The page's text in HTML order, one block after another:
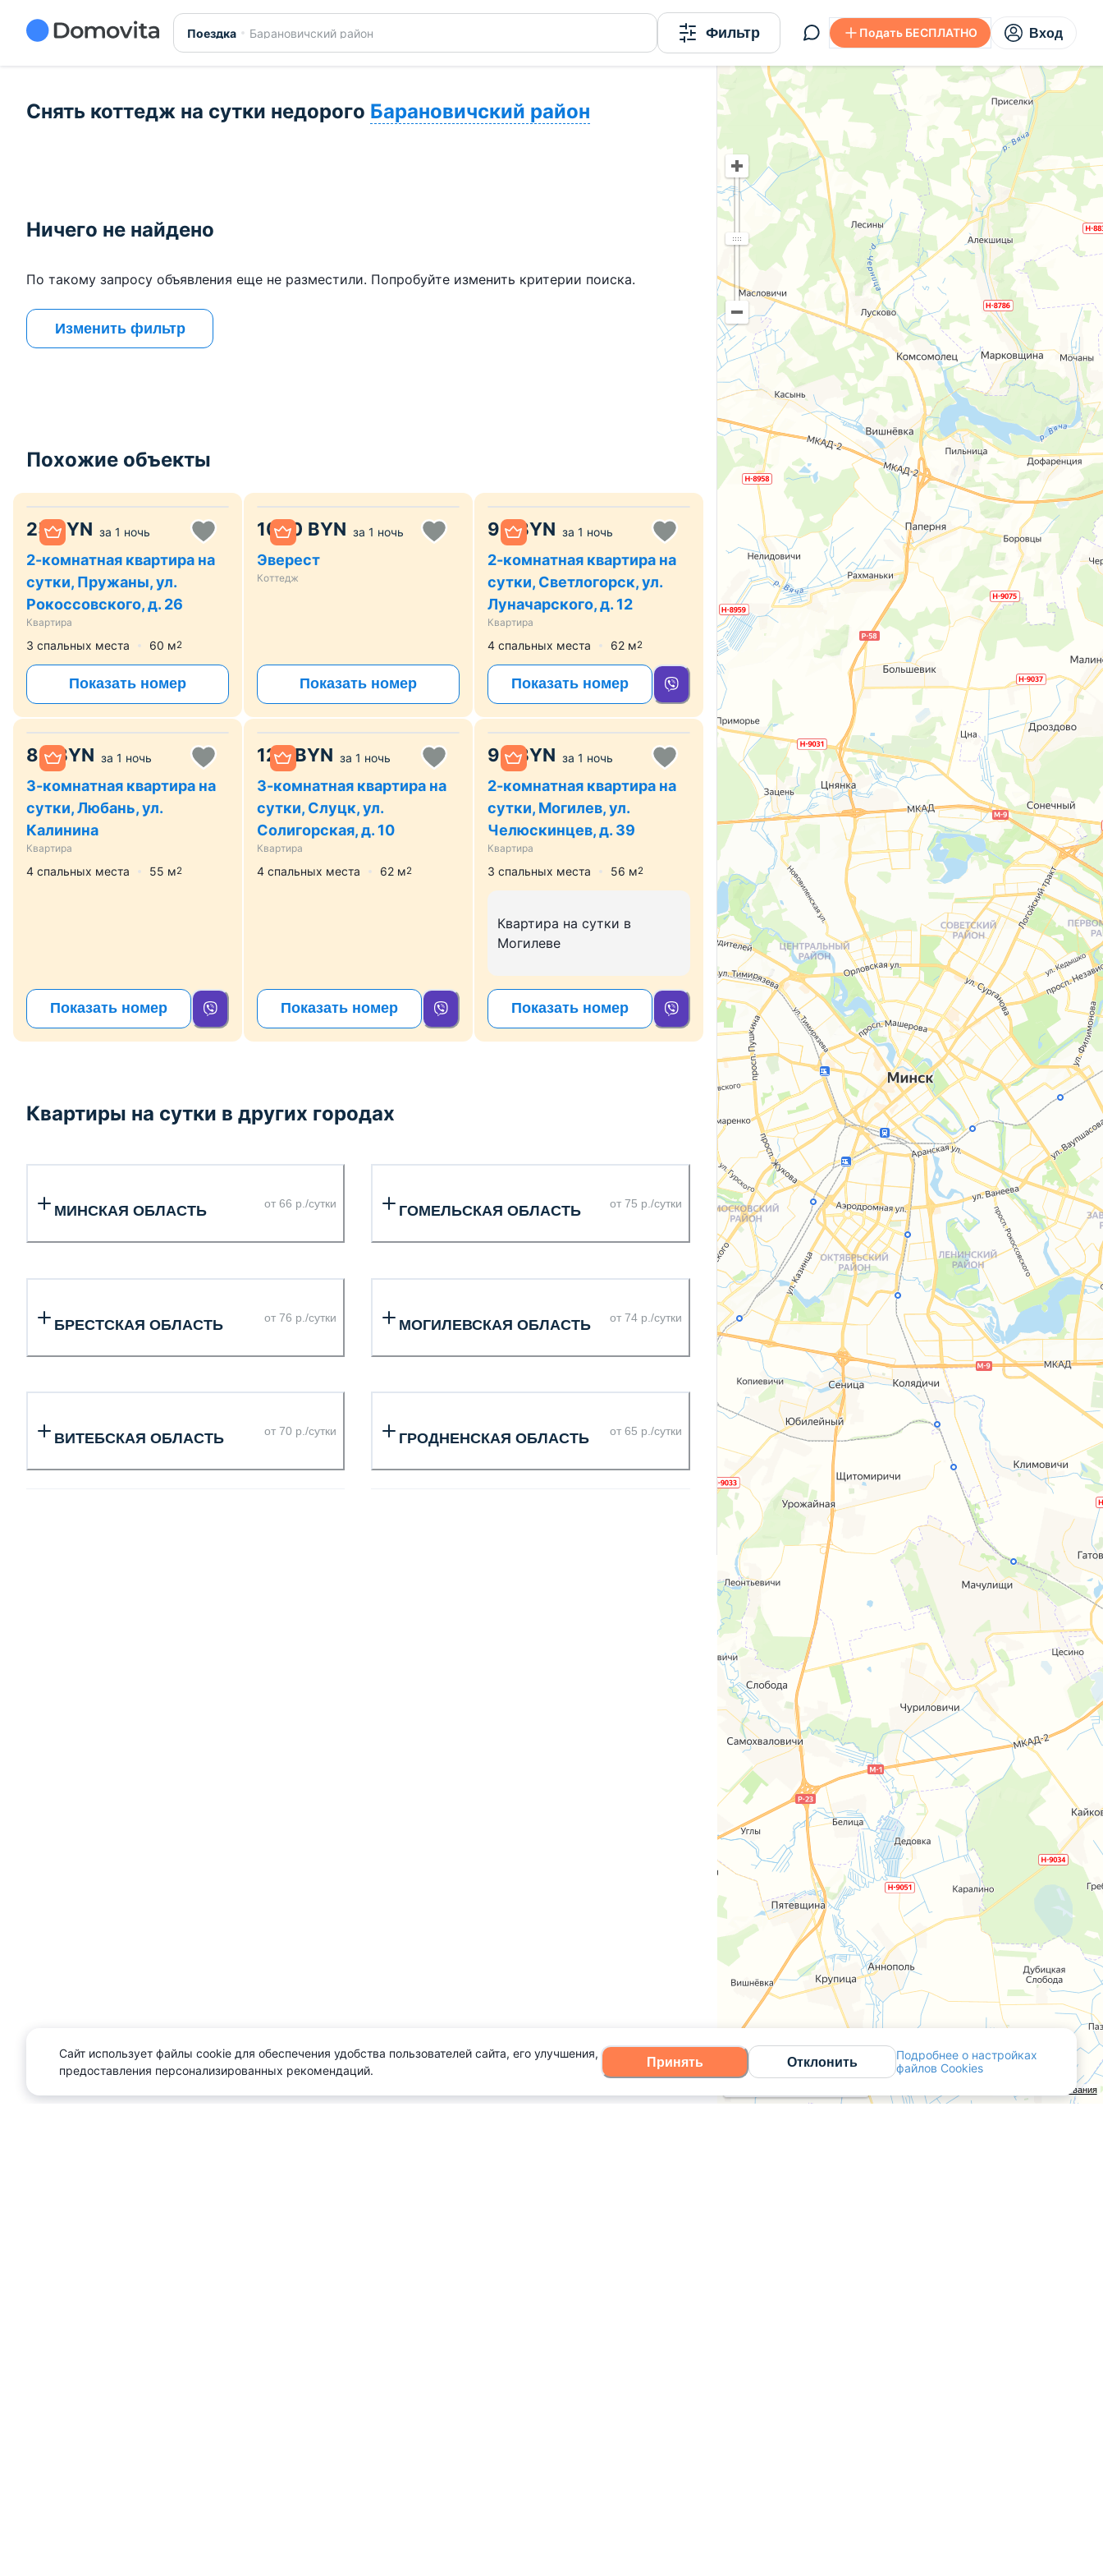
Поездка Барановичский район Фильтр Подать БЕСПЛАТНО Вход
Снять коттедж на сутки недорого Барановичский район
Ничего не найдено
По такому запросу объявления еще не разместили. Попробуйте изменить критерии поиска.
Изменить фильтр
Похожие объекты
25 BYN за 1 ночь
2-комнатная квартира на
сутки, Пружаны, ул.
Рокоссовского, д. 26
Квартира
3 спальных места 60 м2
Показать номер
1000 BYN за 1 ночь
Эверест
Коттедж
Показать номер
90 BYN за 1 ночь
2-комнатная квартира на
сутки, Светлогорск, ул.
Луначарского, д. 12
Квартира
4 спальных места 62м2
Показать номер
80 BYN за 1 ночь
3-комнатная квартира на
сутки, Любань, ул.
Калинина
Квартира
4 спальных места 55 м2
Показать номер
120 BYN за 1 ночь
3-комнатная квартира на
сутки, Слуцк, ул.
Солигорская, д. 10
Квартира
4 спальных места 62м2
Показать номер
90 BYN за 1 ночь
2-комнатная квартира на
сутки, Могилев, ул.
Челюскинцев, д. 39
Квартира
3 спальных места 56 м2
Квартира на сутки в
Могилеве
Показать номер
Квартиры на сутки в других городах
МИНСКАЯ ОБЛАСТЬ от 66 р./сутки ГОМЕЛЬСКАЯ ОБЛАСТЬ от 75 р./сутки
БРЕСТСКАЯ ОБЛАСТЬ от 76 р./сутки МОГИЛЕВСКАЯ ОБЛАСТЬ от 74 р./сутки
ВИТЕБСКАЯ ОБЛАСТЬ от 70 р./сутки ГРОДНЕНСКАЯ ОБЛАСТЬ от 65 р./сутки
Условия использования
Сайт использует файлы cookie для обеспечения удобства пользователей сайта, его улучшения,
предоставления персонализированных рекомендаций.
Принять Отклонить
Подробнее о настройках
файлов Cookies